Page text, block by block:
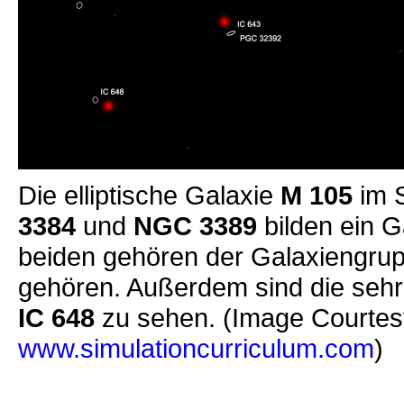
Die elliptische Galaxie M 105 im
3384 und NGC 3389 bilden ein
beiden gehören der
gehören. Außerdem sind die
IC 648 zu sehen. (Image
www.simulationcurriculum.com)